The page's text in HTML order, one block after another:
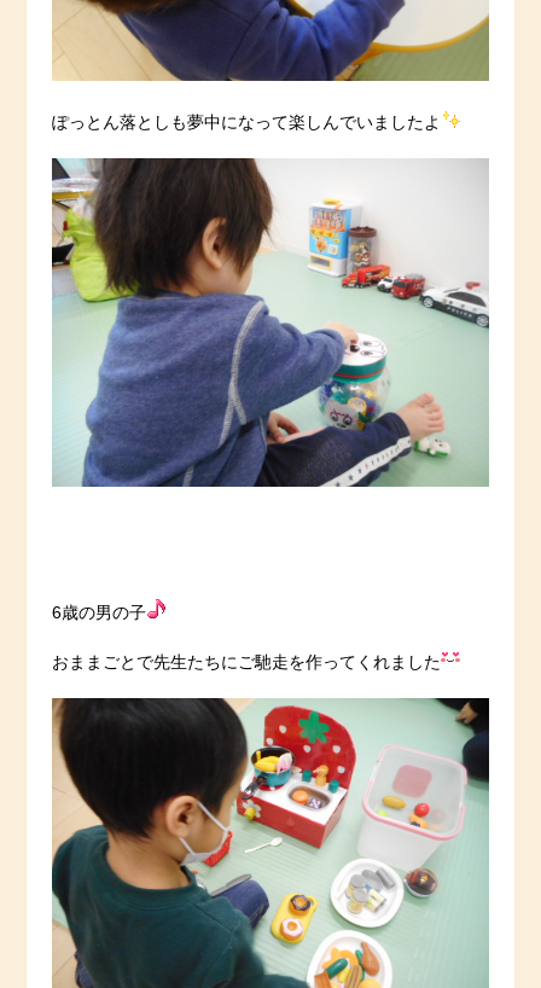
ぽっとん落としも夢中になって楽しんでいましたよ
6歳の男の子
おままごとで先生たちにご馳走を作ってくれました